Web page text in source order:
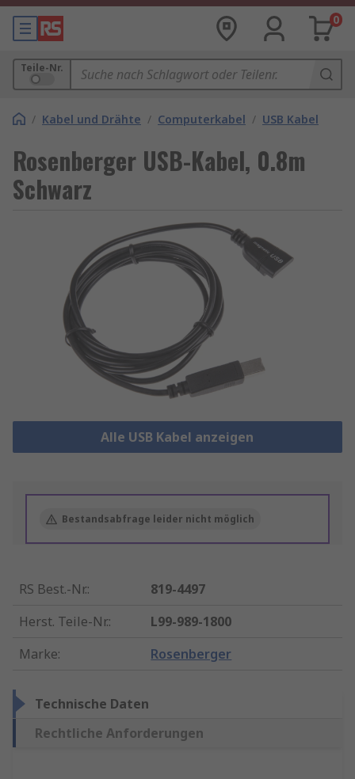
0
Teile-Nr.
/ Kabel und Drähte / Computerkabel / USB Kabel
Rosenberger USB-Kabel, 0.8m
Schwarz
Alle USB Kabel anzeigen
Bestandsabfrage leider nicht möglich
RS Best.-Nr.:
819-4497
Herst. Teile-Nr.:
L99-989-1800
Marke: Rosenberger
Technische Daten
Rechtliche Anforderungen